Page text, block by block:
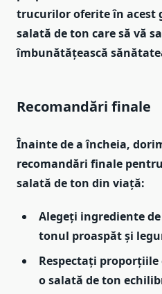
trucurilor oferite în acest
salată de ton care să vă
îmbunătățească
Recomandări finale
Înainte de a încheia,
recomandări finale
salată de ton din viață:
Alegeți ingrediente
tonul proaspăt și
Respectați proporțiile
o salată de ton